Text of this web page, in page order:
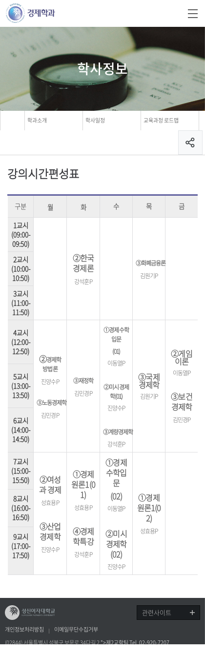
학사정보
학과소개 학사일정 교육과정 로드맵
강의시간편성표
구분 월 화 수 목 금
1교시
(09:00-
09:50)
②한국
경제론
강석훈P
③화폐금융론
김원기P
2교시
(10:00-
10:50)
3교시
(11:00-
11:50)
4교시
(12:00-
12:50)
②경제학
방법론
진양수P
③노동경제학
김민경P
③재정학
김민경P
①경제수학
입문
(01)
이동열P
②미시경제
학(01)
진양수P
③계량경제학
강석훈P
③국제
경제학
김원기P
②게임
이론
이동열P
③보건
경제학
김민경P
5교시
(13:00-
13:50)
6교시
(14:00-
14:50)
7교시
(15:00-
15:50)
②여성
과 경제
성효용P
③산업
경제학
진양수P
①경제
원론1(0
1)
성효용P
④경제
학특강
강석훈P
①경제
수학입
문
(02)
이동열P
②미시
경제학
(02)
진양수P
①경제
원론1(0
2)
성효용P
8교시
(16:00-
16:50)
9교시
(17:00-
17:50)
개인정보처리방침 이메일무단수집거부
관련사이트
(02844) 서울특별시 성북구 보문로 34다길 2">제2교학팀 Tel. 02-920-7207